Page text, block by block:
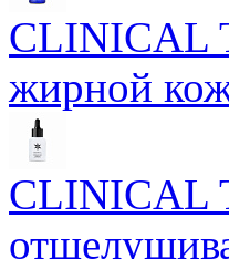
CLINICAL
жирной
CLINICAL